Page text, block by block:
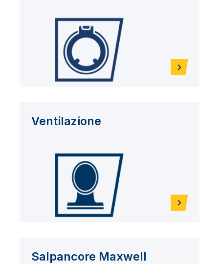
Ventilazione
Salpancore Maxwell